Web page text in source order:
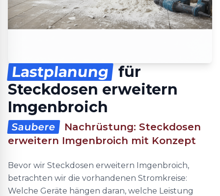
Lastplanung für
Steckdosen erweitern
Imgenbroich
Saubere
Nachrüstung: Steckdosen
erweitern Imgenbroich mit Konzept
Bevor wir Steckdosen erweitern Imgenbroich,
betrachten wir die vorhandenen Stromkreise:
Welche Geräte hängen daran, welche Leistung